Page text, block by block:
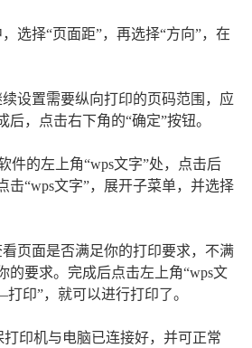
选择“页面距”，再选择“方向”，在
设置需要纵向打印的页码范围，应
后，点击右下角的“确定”按钮。
件的左上角“wps文字”处，点击后
击“wps文字”，展开子菜单，并选择
页面是否满足你的打印要求，不满
的要求。完成后点击左上角“wps文
印”，就可以进行打印了。
打印机与电脑已连接好，并可正常